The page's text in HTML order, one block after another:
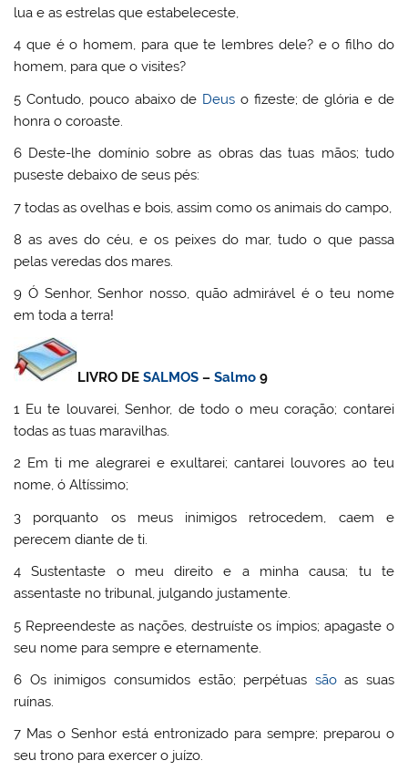
lua e as estrelas que estabeleceste,
4 que é o homem, para que te lembres dele? e o filho do
homem, para que o visites?
5 Contudo, pouco abaixo de Deus o fizeste; de glória e de
honra o coroaste.
6 Deste-lhe domínio sobre as obras das tuas mãos; tudo
puseste debaixo de seus pés:
7 todas as ovelhas e bois, assim como os animais do campo,
8 as aves do céu, e os peixes do mar, tudo o que passa
pelas veredas dos mares.
9 Ó Senhor, Senhor nosso, quão admirável é o teu nome
em toda a terra!
LIVRO DESALMOS –Salmo 9
1 Eu te louvarei, Senhor, de todo o meu coração; contarei
todas as tuas maravilhas.
2 Em ti me alegrarei e exultarei; cantarei louvores ao teu
nome, ó Altíssimo;
3 porquanto os meus inimigos retrocedem, caem e
perecem diante de ti.
4 Sustentaste o meu direito e a minha causa; tu te
assentaste no tribunal, julgando justamente.
5 Repreendeste as nações, destruíste os ímpios; apagaste o
seu nome para sempre e eternamente.
6 Os inimigos consumidos estão; perpétuas sãoas suas
ruínas.
7 Mas o Senhor está entronizado para sempre; preparou o
seu trono para exercer o juízo.